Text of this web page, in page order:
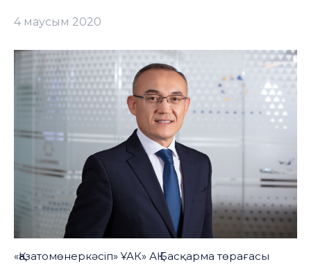
4 маусым 2020
«Қазатомөнеркәсіп» ҰАК» АҚ Басқарма төрағасы